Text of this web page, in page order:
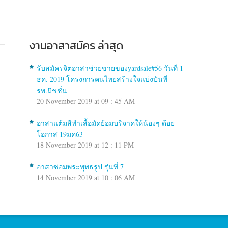
งานอาสาสมัคร ล่าสุด
รับสมัครจิตอาสาช่วยขายของyardsale#56 วันที่ 1
ธค. 2019 โครงการคนไทยสร้างใจแบ่งปันที่
รพ.มิชชั่น
20 November 2019 at 09 : 45 AM
อาสาแต้มสีทำเสื้อมัดย้อมบริจาคให้น้องๆ ด้อย
โอกาส 19มค63
18 November 2019 at 12 : 11 PM
อาสาซ่อมพระพุทธรูป รุ่นที่ 7
14 November 2019 at 10 : 06 AM